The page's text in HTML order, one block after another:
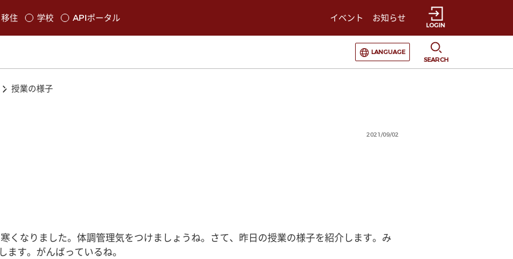
ます
移住 学校 APIポータル イベント お知らせ
LOGIN
選択すると言語の切替が発生します
LANGUAGE
SEARCH
授業の様子
2021/09/02
くなりました。体調管理気をつけましょうね。さて、昨日の授業の様子を紹介します。み
す。がんばっているね。